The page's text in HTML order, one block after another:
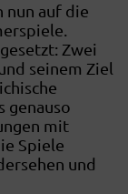
auf die
Zwei
seinem Ziel
genauso
mit
Spiele
und